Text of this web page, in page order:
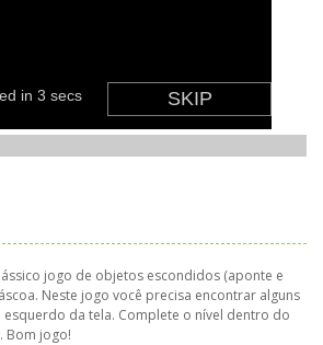
jogo de objetos escondidos (aponte e
Neste jogo você precisa encontrar alguns
da tela. Complete o nível dentro do
Bom jogo!